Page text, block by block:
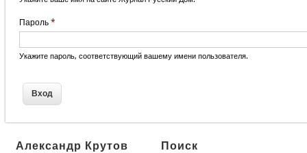
Пароль *
Укажите пароль, соответствующий вашему имени пользователя.
Александр Крутов Поиск